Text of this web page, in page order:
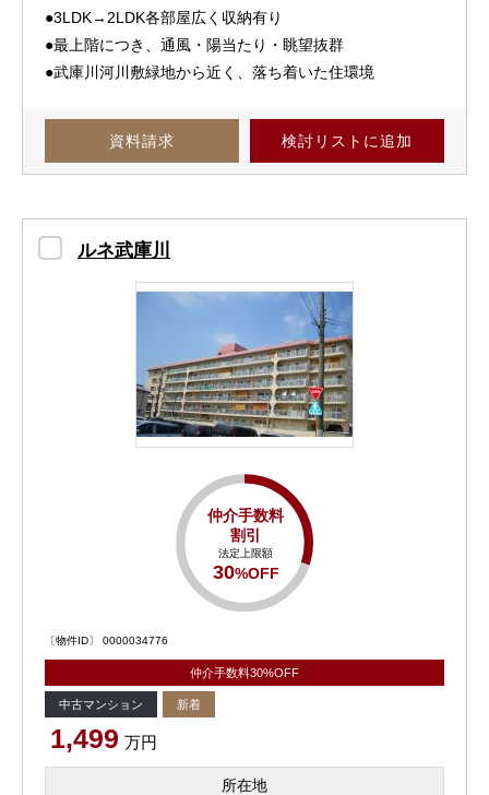
資料請求 検討リスト に追加
●3LDK→2LDK各部屋広く収納有り
●最上階につき、通風・陽当たり・眺望抜群
●武庫川河川敷緑地から近く、落ち着いた住環境
ルネ武庫川
仲介手数料
割引
法定上限額
30%OFF
〔物件ID〕 0000034776
仲介手数料30%OFF
中古マンション 新着
1,499 万円
所在地